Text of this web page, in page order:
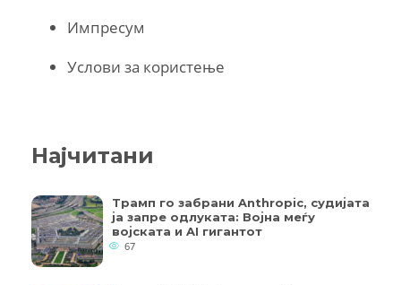
Импресум
Услови за користење
Најчитани
Трамп го забрани Anthropic, судијата
ја запре одлуката: Војна меѓу
војската и AI гигантот
67